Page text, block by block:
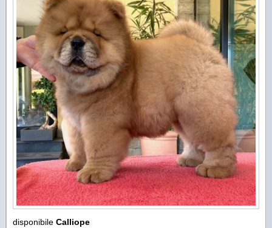
disponibile Calliope